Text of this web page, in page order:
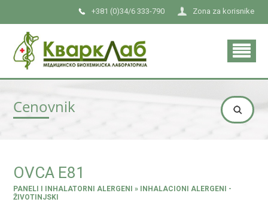
Zona za korisnike
+381 (0)34/6 333-790
Cenovnik
OVCA E81
PANELI I INHALATORNI ALERGENI » INHALACIONI ALERGENI -
ŽIVOTINJSKI